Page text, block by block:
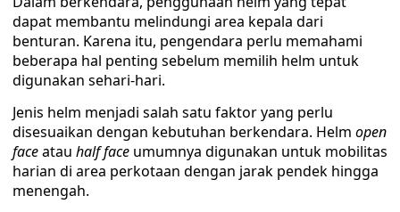
dapat membantu melindungi area kepala dari
benturan. Karena itu, pengendara perlu memahami
beberapa hal penting sebelum memilih helm untuk
digunakan sehari-hari.
Jenis helm menjadi salah satu faktor yang perlu
disesuaikan dengan kebutuhan berkendara. Helm open
faceatau half face umumnya digunakan untuk mobilitas
harian di area perkotaan dengan jarak pendek hingga
menengah.